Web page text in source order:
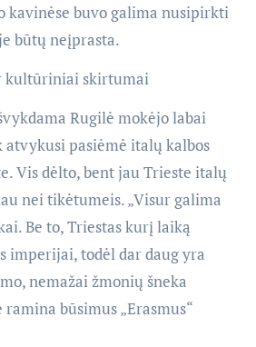
kavinėse buvo galima nusipirkti
būtų neįprasta.
kultūriniai skirtumai
Rugilė mokėjo labai
pasiėmė italų kalbos
Vis dėlto, bent jau Trieste italų
nei tikėtumeis. „Visur galima
Be to, Triestas kurį laiką
imperijai, todėl dar daug yra
nemažai žmonių šneka
būsimus „Erasmus“